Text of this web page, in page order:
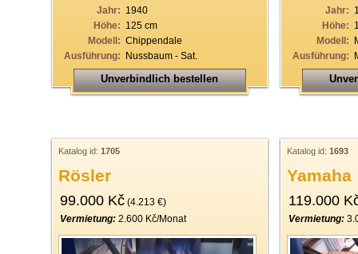
Jahr: 1940
Höhe: 125 cm
Modell: Chippendale
Ausführung: Nussbaum - Sat.
Unverbindlich bestellen
Jahr:
Höhe:
Modell:
Ausführung:
Katalog id: 1705
Rösler
99.000 Kč (4.213 €)
Vermietung: 2.600 Kč/Monat
Katalog id: 1693
Yamaha
119.000
Vermietung: